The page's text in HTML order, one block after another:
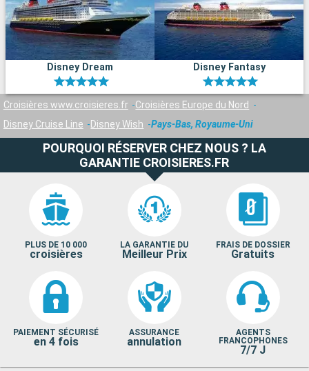
Disney Dream Disney Fantasy
Croisières www.croisieres.fr
Croisières Europe du Nord
Disney Cruise Line
Disney Wish Pays-Bas, Royaume-Uni
POURQUOI RÉSERVER CHEZ NOUS ? LA
GARANTIE CROISIERES.FR
PLUS DE 10 000
croisières
LA GARANTIE DU
Meilleur Prix
FRAIS DE DOSSIER
Gratuits
PAIEMENT SÉCURISÉ
en 4 fois
ASSURANCE
annulation
AGENTS
FRANCOPHONES
7/7 J